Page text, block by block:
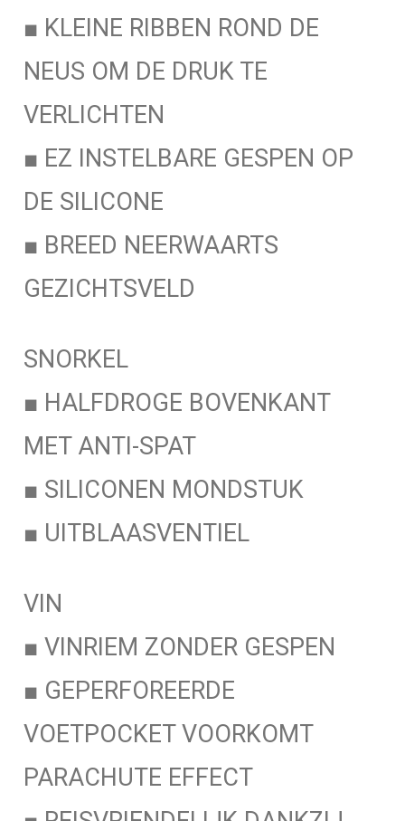
■ KLEINE RIBBEN ROND DE
NEUS OM DE DRUK TE
VERLICHTEN
■ EZ INSTELBARE GESPEN OP
DE SILICONE
■ BREED NEERWAARTS
GEZICHTSVELD
SNORKEL
■ HALFDROGE BOVENKANT
MET ANTI-SPAT
■ SILICONEN MONDSTUK
■ UITBLAASVENTIEL
VIN
■ VINRIEM ZONDER GESPEN
■ GEPERFOREERDE
VOETPOCKET VOORKOMT
PARACHUTE EFFECT